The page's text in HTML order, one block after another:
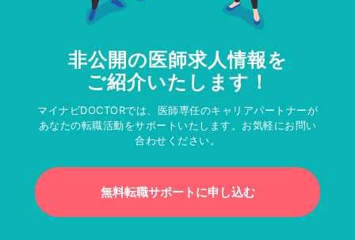
非公開の医師求人情報を
ご紹介いたします！
マイナビDOCTORでは、医師専任のキャリアパートナーが
あなたの転職活動をサポートいたします。お気軽にお問い
合わせください。
無料転職サポートに申し込む